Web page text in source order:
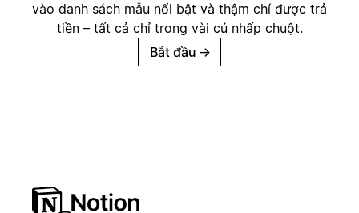
vào danh sách mẫu nổi bật và thậm chí được trả
tiền – tất cả chỉ trong vài cú nhấp chuột.
Bắt đầu →